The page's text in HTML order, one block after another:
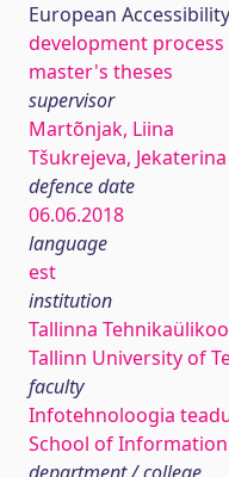
European
development process
master's theses
supervisor
Martõnjak, Liina
Tšukrejeva, Jekaterina
defence date
06.06.2018
language
est
institution
Tallinna
Tallinn University of
faculty
Infotehnoloogia
School of